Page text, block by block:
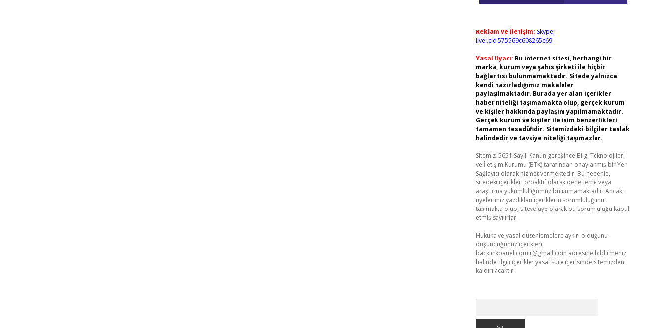
Reklam ve İletişim: Skype:
live:.cid.575569c608265c69
Yasal Uyarı: Bu internet sitesi, herhangi bir
marka, kurum veya şahıs şirketi ile hiçbir
bağlantısı bulunmamaktadır. Sitede yalnızca
kendi hazırladığımız makaleler
paylaşılmaktadır. Burada yer alan içerikler
haber niteliği taşımamakta olup, gerçek kurum
ve kişiler hakkında paylaşım yapılmamaktadır.
Gerçek kurum ve kişiler ile isim benzerlikleri
tamamen tesadüfidir. Sitemizdeki bilgiler taslak
halindedir ve tavsiye niteliği taşımazlar.
Sitemiz, 5651 Sayılı Kanun gereğince Bilgi Teknolojileri
ve İletişim Kurumu (BTK) tarafından onaylanmış bir Yer
Sağlayıcı olarak hizmet vermektedir. Bu nedenle,
sitedeki içerikleri proaktif olarak denetleme veya
araştırma yükümlülüğümüz bulunmamaktadır. Ancak,
üyelerimiz yazdıkları içeriklerin sorumluluğunu
taşımakta olup, siteye üye olarak bu sorumluluğu kabul
etmiş sayılırlar.
Hukuka ve yasal düzenlemelere aykırı olduğunu
düşündüğünüz içerikleri,
backlinkpanelicomtr@gmail.com adresine bildirmeniz
halinde, ilgili içerikler yasal süre içerisinde sitemizden
kaldırılacaktır.